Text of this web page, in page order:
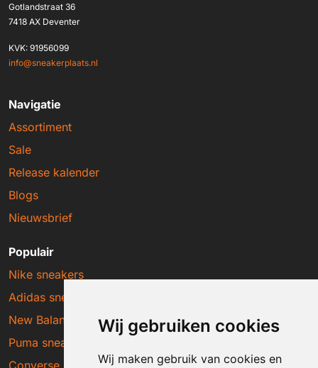
Wij gebruiken cookies
Wij maken gebruik van cookies en
Gotlandstraat 36
7418 AX Deventer
KVK: 91956099
info@sneakerplaats.nl
Navigatie
Assortiment
Sale
Release kalender
Blogs
Nieuwsbrief
Populair
Nike sneakers
Adidas sneakers
New Balance sneakers
Puma sneakers
Converse sneakers